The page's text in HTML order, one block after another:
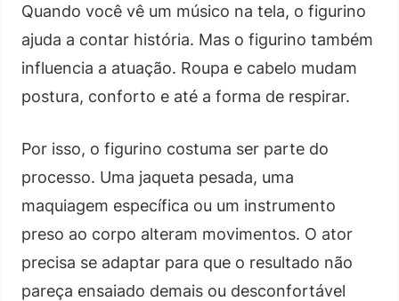
Quando você vê um músico na tela, o figurino
ajuda a contar história. Mas o figurino também
influencia a atuação. Roupa e cabelo mudam
postura, conforto e até a forma de respirar.
Por isso, o figurino costuma ser parte do
processo. Uma jaqueta pesada, uma
maquiagem específica ou um instrumento
preso ao corpo alteram movimentos. O ator
precisa se adaptar para que o resultado não
pareça ensaiado demais ou desconfortável